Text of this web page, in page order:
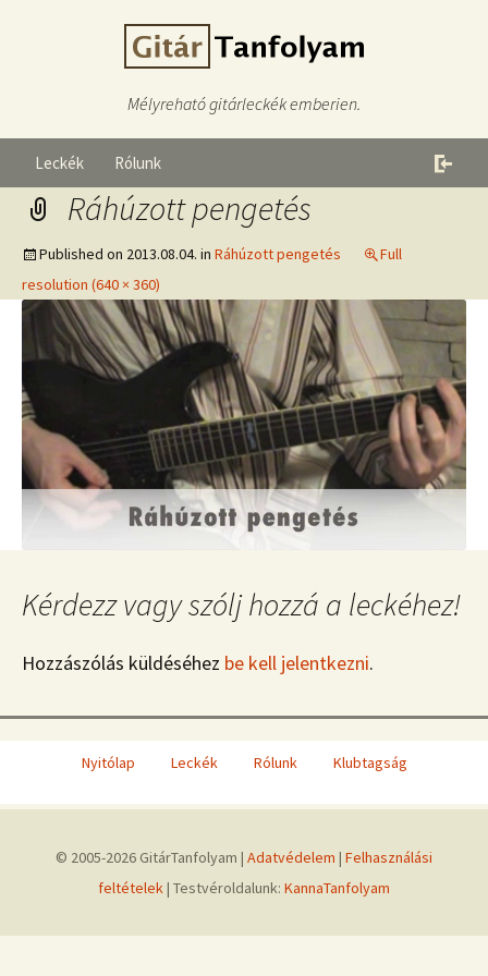
Mélyreható gitárleckék emberien.
Leckék Rólunk
Ráhúzott pengetés
Published on 2013.08.04. in Ráhúzott pengetés
Full
resolution (640 × 360)
Kérdezz vagy szólj hozzá a leckéhez!
Hozzászólás küldéséhez be kell jelentkezni.
Nyitólap Leckék Rólunk Klubtagság
© 2005-2026 GitárTanfolyam | Adatvédelem | Felhasználási
feltételek | Testvéroldalunk: KannaTanfolyam